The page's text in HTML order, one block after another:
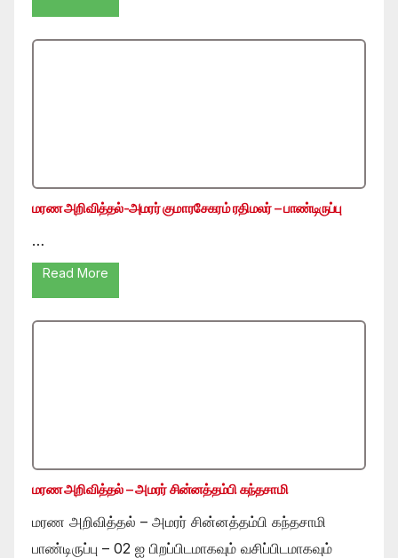
மரண அறிவித்தல்-அமரர் குமாரசேகரம் ரதிமலர் – பாண்டிருப்பு
…
Read More
மரண அறிவித்தல் – அமரர் சின்னத்தம்பி கந்தசாமி
மரண அறிவித்தல் – அமரர் சின்னத்தம்பி கந்தசாமி
பாண்டிருப்பு – 02 ஐ பிறப்பிடமாகவும் வசிப்பிடமாகவும்